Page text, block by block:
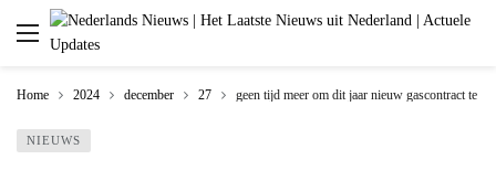
Home 2024 december 27 geen tijd meer om dit jaar nieuw gascontract te
NIEUWS